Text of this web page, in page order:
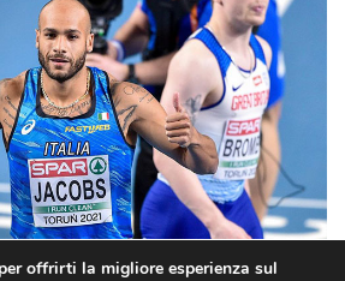
offrirti la migliore esperienza sul